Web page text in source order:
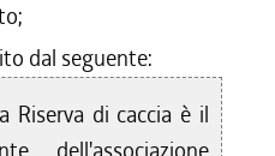
dal seguente:
Riserva di caccia è il